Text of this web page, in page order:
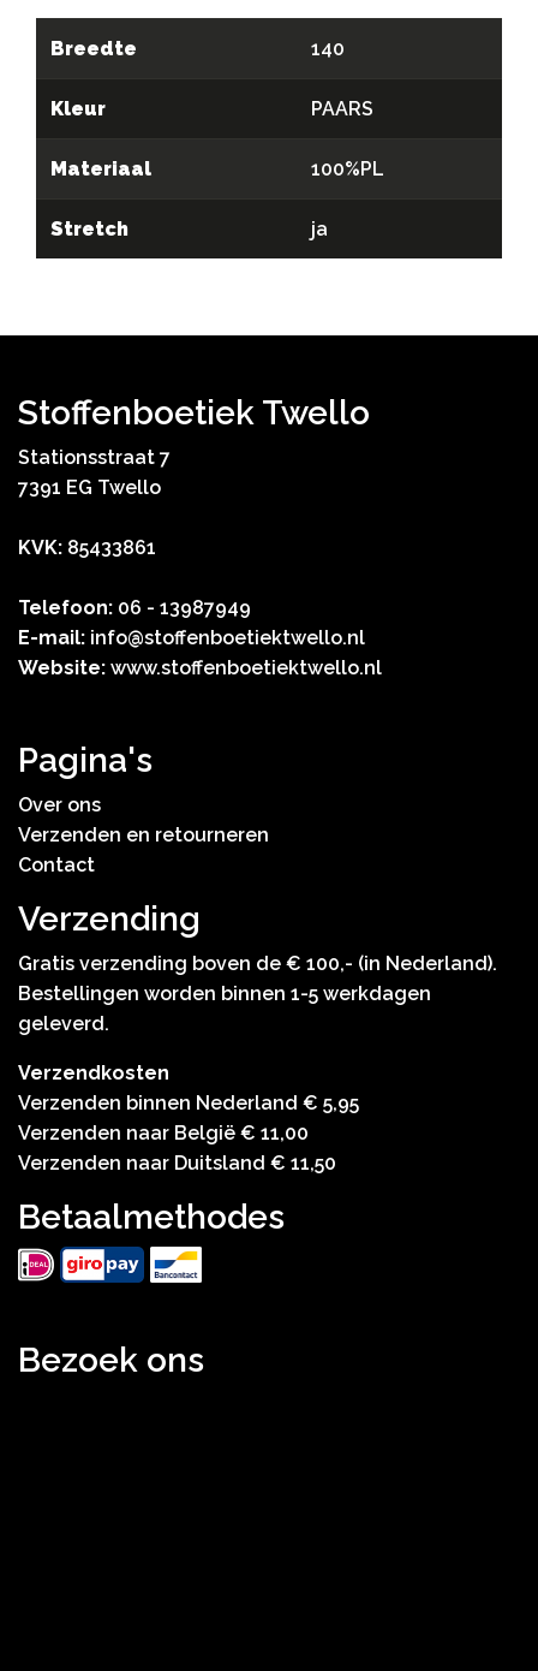
Breedte 140
Kleur PAARS
Materiaal 100%PL
Stretch ja
Stoffenboetiek Twello
Stationsstraat 7
7391 EG Twello
KVK: 85433861
Telefoon: 06 - 13987949
E-mail: info@stoffenboetiektwello.nl
Website: www.stoffenboetiektwello.nl
Pagina's
Over ons
Verzenden en retourneren
Contact
Verzending
Gratis verzending boven de € 100,- (in Nederland).
Bestellingen worden binnen 1-5 werkdagen
geleverd.
Verzendkosten
Verzenden binnen Nederland € 5,95
Verzenden naar België € 11,00
Verzenden naar Duitsland € 11,50
Betaalmethodes
Bezoek ons